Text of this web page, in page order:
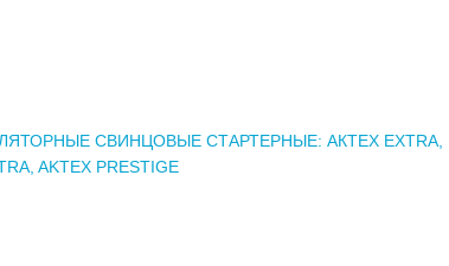
СВИНЦОВЫЕ СТАРТЕРНЫЕ: АКТЕХ EXTRA,
AKTEX PRESTIGE